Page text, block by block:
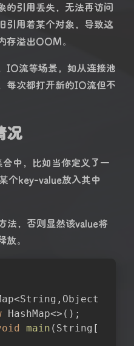
的引用丢失，无法再访问
引用着某个对象，导致这
存溢出OOM。
IO流等场景，如从连接池
每次都打开新的IO流但不
况
中，比如当你定义了一
个key-value放入其中
法，否则显然该value将
。
HashMap<>();
main (String[